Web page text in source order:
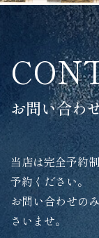
お問い合わ
当店は完全予約
予約ください。
お問い合わせの
さいませ。